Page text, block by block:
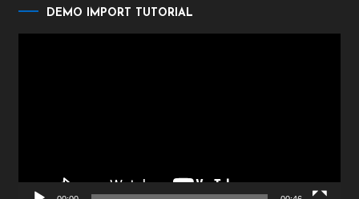
DEMO IMPORT TUTORIAL